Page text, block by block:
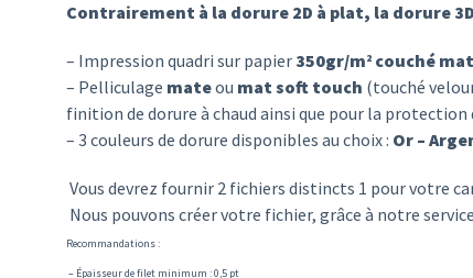
Contrairement à la dorure 2D à plat, la dorure
– Impression quadri sur papier 350gr/m2 couché mat
– Pelliculage mateou matsoft touch (touché
finition de dorure à chaud ainsi que pour la protection
– 3 couleurs de dorure disponibles au choix : Or –
Vous devrez fournir 2 fichiers distincts 1 pour votre
Nous pouvons créer votre fichier, grâce à notre
Recommandations :
– Épaisseur de filet minimum : 0,5 pt